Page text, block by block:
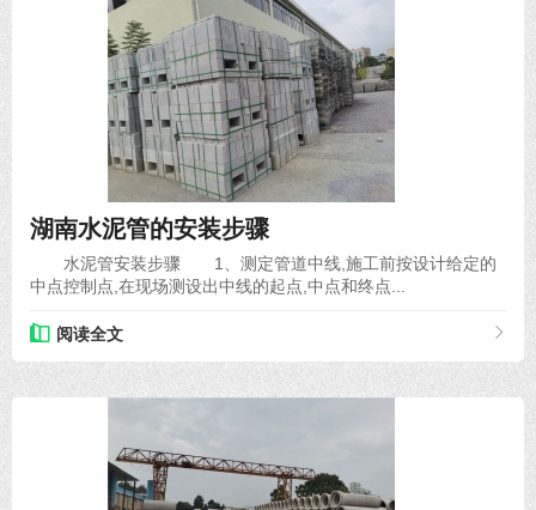
湖南水泥管的安装步骤
水泥管安装步骤 1、测定管道中线,施工前按设计给定的
中点控制点,在现场测设出中线的起点,中点和终点...
阅读全文